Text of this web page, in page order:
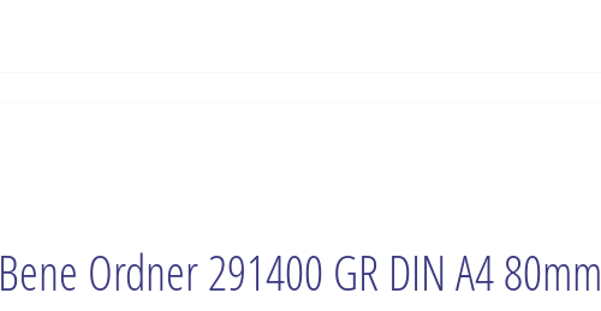
Bene Ordner 291400 GR DIN A4 80mm